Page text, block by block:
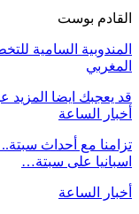
القادم بوست
المندوبية السامية
المغربي
قد يعجبك ايضا المزيد
أخبار الساعة
تزامنا مع أحداث
اسبانيا على سبتة…
أخبار الساعة